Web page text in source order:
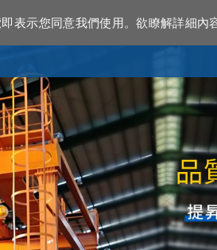
表示您同意我們使用。欲瞭解詳細內